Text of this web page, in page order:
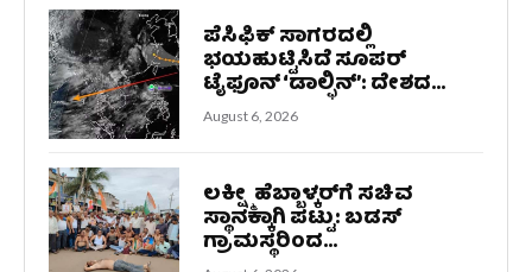
ಪೆಸಿಫಿಕ್ ಸಾಗರದಲ್ಲಿ
ಭಯಹುಟ್ಟಿಸಿದೆ ಸೂಪರ್
ಟೈಫೂನ್ ‘ಡಾಲ್ಫಿನ್’: ದೇಶದ...
August 6, 2026
ಲಕ್ಷ್ಮೀ ಹೆಬ್ಬಾಳ್ಕರ್‌ಗೆ ಸಚಿವ
ಸ್ಥಾನಕ್ಕಾಗಿ ಪಟ್ಟು: ಬಡಸ್
ಗ್ರಾಮಸ್ಥರಿಂದ...